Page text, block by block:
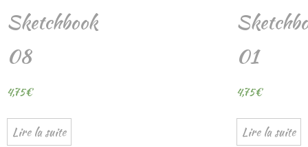
Sketchbook
08
4,75€
Lire la suite
01
4,75€
Lire la suite